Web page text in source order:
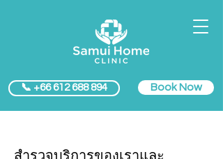
📞 +66 612 688 894 Book Now